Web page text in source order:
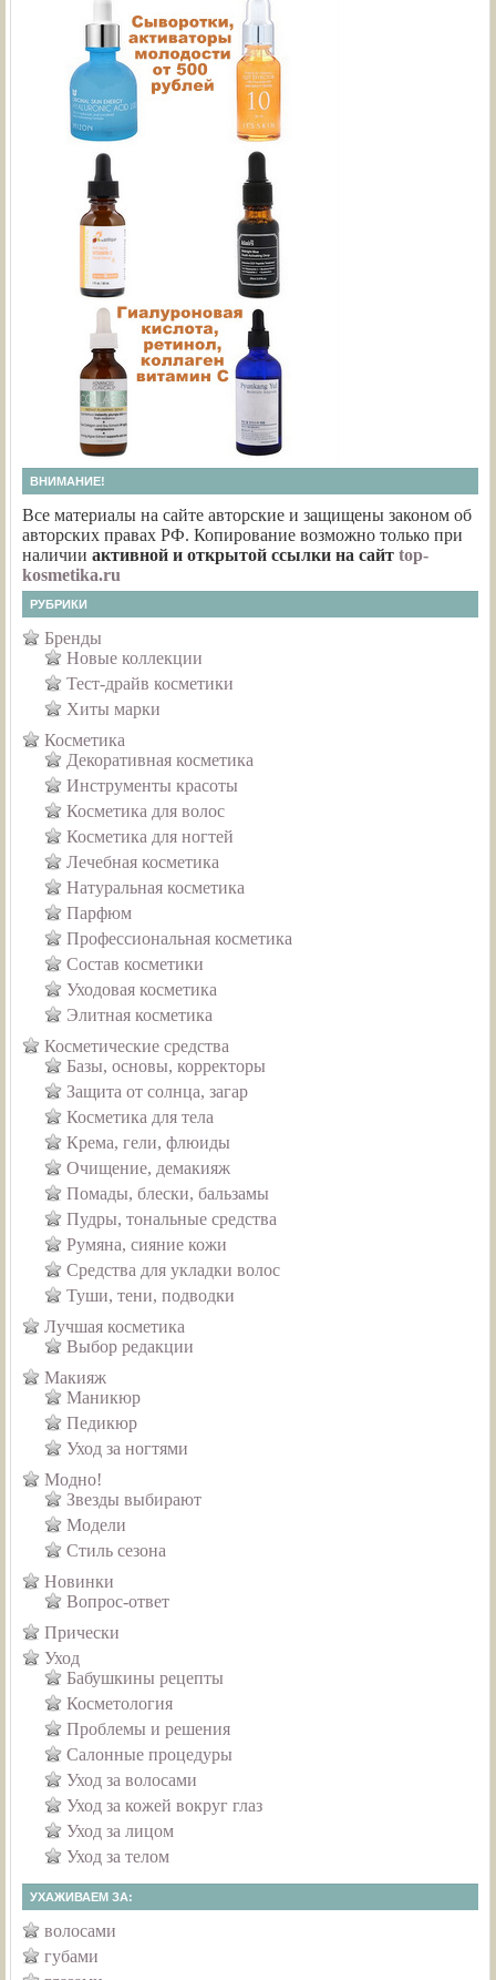
ВНИМАНИЕ!
Все материалы на сайте авторские и защищены законом об
авторских правах РФ. Копирование возможно только при
наличии активной и открытой ссылки на сайт top-
kosmetika.ru
РУБРИКИ
Бренды
Новые коллекции
Тест-драйв косметики
Хиты марки
Косметика
Декоративная косметика
Инструменты красоты
Косметика для волос
Косметика для ногтей
Лечебная косметика
Натуральная косметика
Парфюм
Профессиональная косметика
Состав косметики
Уходовая косметика
Элитная косметика
Косметические средства
Базы, основы, корректоры
Защита от солнца, загар
Косметика для тела
Крема, гели, флюиды
Очищение, демакияж
Помады, блески, бальзамы
Пудры, тональные средства
Румяна, сияние кожи
Средства для укладки волос
Туши, тени, подводки
Лучшая косметика
Выбор редакции
Макияж
Маникюр
Педикюр
Уход за ногтями
Модно!
Звезды выбирают
Модели
Стиль сезона
Новинки
Вопрос-ответ
Прически
Уход
Бабушкины рецепты
Косметология
Проблемы и решения
Салонные процедуры
Уход за волосами
Уход за кожей вокруг глаз
Уход за лицом
Уход за телом
УХАЖИВАЕМ ЗА:
волосами
губами